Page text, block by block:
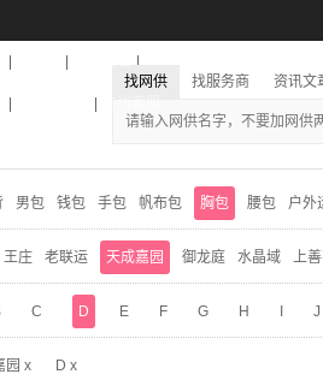
找网供 找服务商 资讯文
男包 钱包 手包 帆布包 胸包 腰包 户外
王庄 老联运 天成嘉园 御龙庭 水晶域 上
C D E F G H J
园 x D x